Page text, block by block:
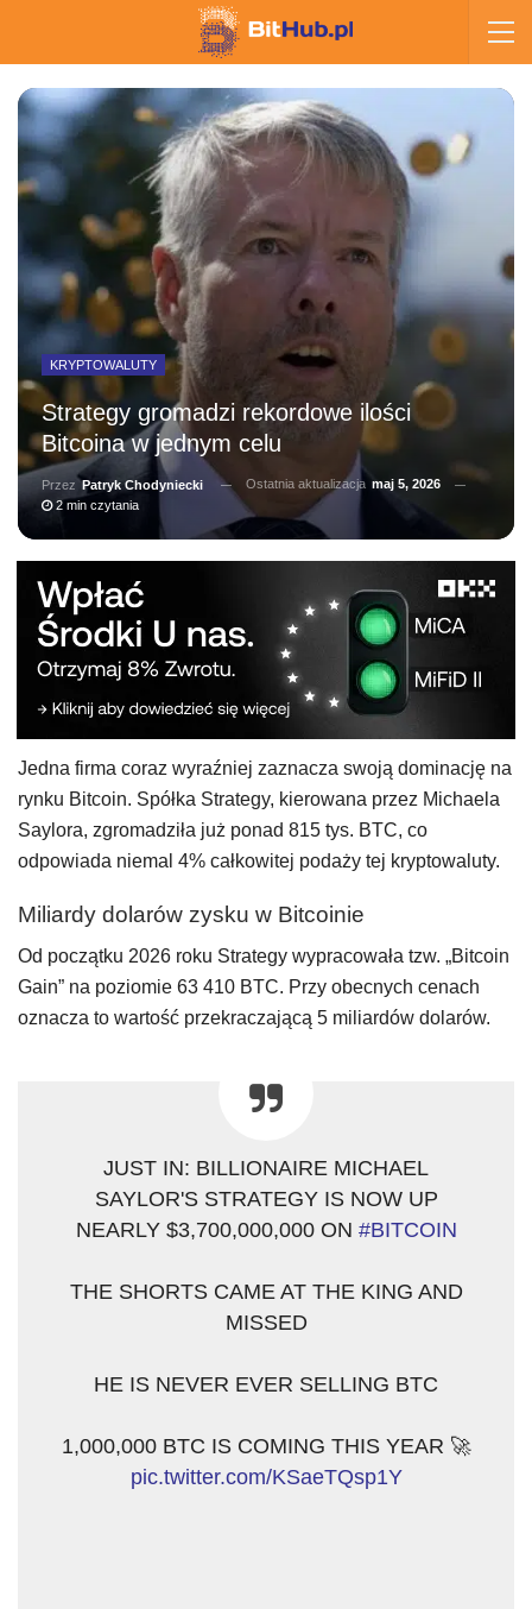
KRYPTOWALUTY
Strategy gromadzi rekordowe ilości
Bitcoina w jednym celu
Przez Patryk Chodyniecki Ostatnia aktualizacja maj 5, 2026
2 min czytania
Jedna firma coraz wyraźniej zaznacza swoją dominację na
rynku Bitcoin. Spółka Strategy, kierowana przez Michaela
Saylora, zgromadziła już ponad 815 tys. BTC, co
odpowiada niemal 4% całkowitej podaży tej kryptowaluty.
Miliardy dolarów zysku w Bitcoinie
Od początku 2026 roku Strategy wypracowała tzw. „Bitcoin
Gain” na poziomie 63 410 BTC. Przy obecnych cenach
oznacza to wartość przekraczającą 5 miliardów dolarów.
JUST IN: BILLIONAIRE MICHAEL
SAYLOR'S STRATEGY IS NOW UP
NEARLY $3,700,000,000 ON #BITCOIN
THE SHORTS CAME AT THE KING AND
MISSED
HE IS NEVER EVER SELLING BTC
1,000,000 BTC IS COMING THIS YEAR 🚀
pic.twitter.com/KSaeTQsp1Y